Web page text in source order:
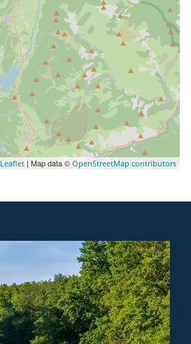
Leaflet| Map data © OpenStreetMap contributors